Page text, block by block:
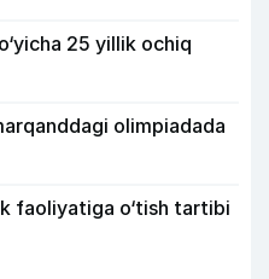
25 yillik ochiq
olimpiadada
faoliyatiga o‘tish tartibi